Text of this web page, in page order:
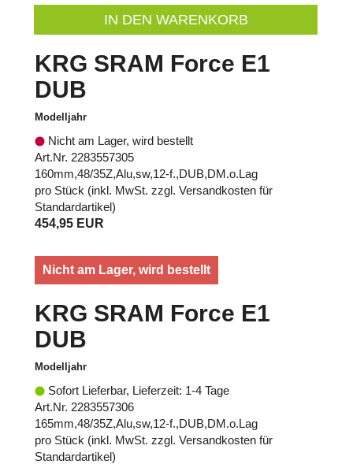
IN DEN WARENKORB
KRG SRAM Force E1
DUB
Modelljahr
Nicht am Lager, wird bestellt
Art.Nr. 2283557305
160mm,48/35Z,Alu,sw,12-f.,DUB,DM.o.Lag
pro Stück (inkl. MwSt. zzgl. Versandkosten für
Standardartikel)
454,95 EUR
Nicht am Lager, wird bestellt
KRG SRAM Force E1
DUB
Modelljahr
Sofort Lieferbar, Lieferzeit: 1-4 Tage
Art.Nr. 2283557306
165mm,48/35Z,Alu,sw,12-f.,DUB,DM.o.Lag
pro Stück (inkl. MwSt. zzgl. Versandkosten für
Standardartikel)